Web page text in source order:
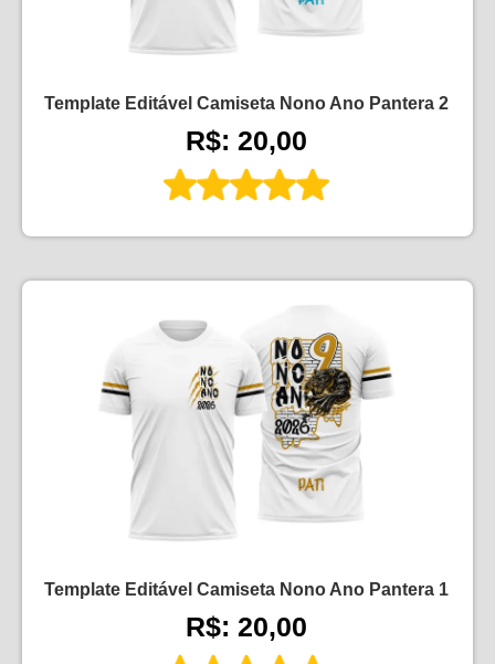
Template Editável Camiseta Nono Ano Pantera 2
R$: 20,00
Template Editável Camiseta Nono Ano Pantera 1
R$: 20,00